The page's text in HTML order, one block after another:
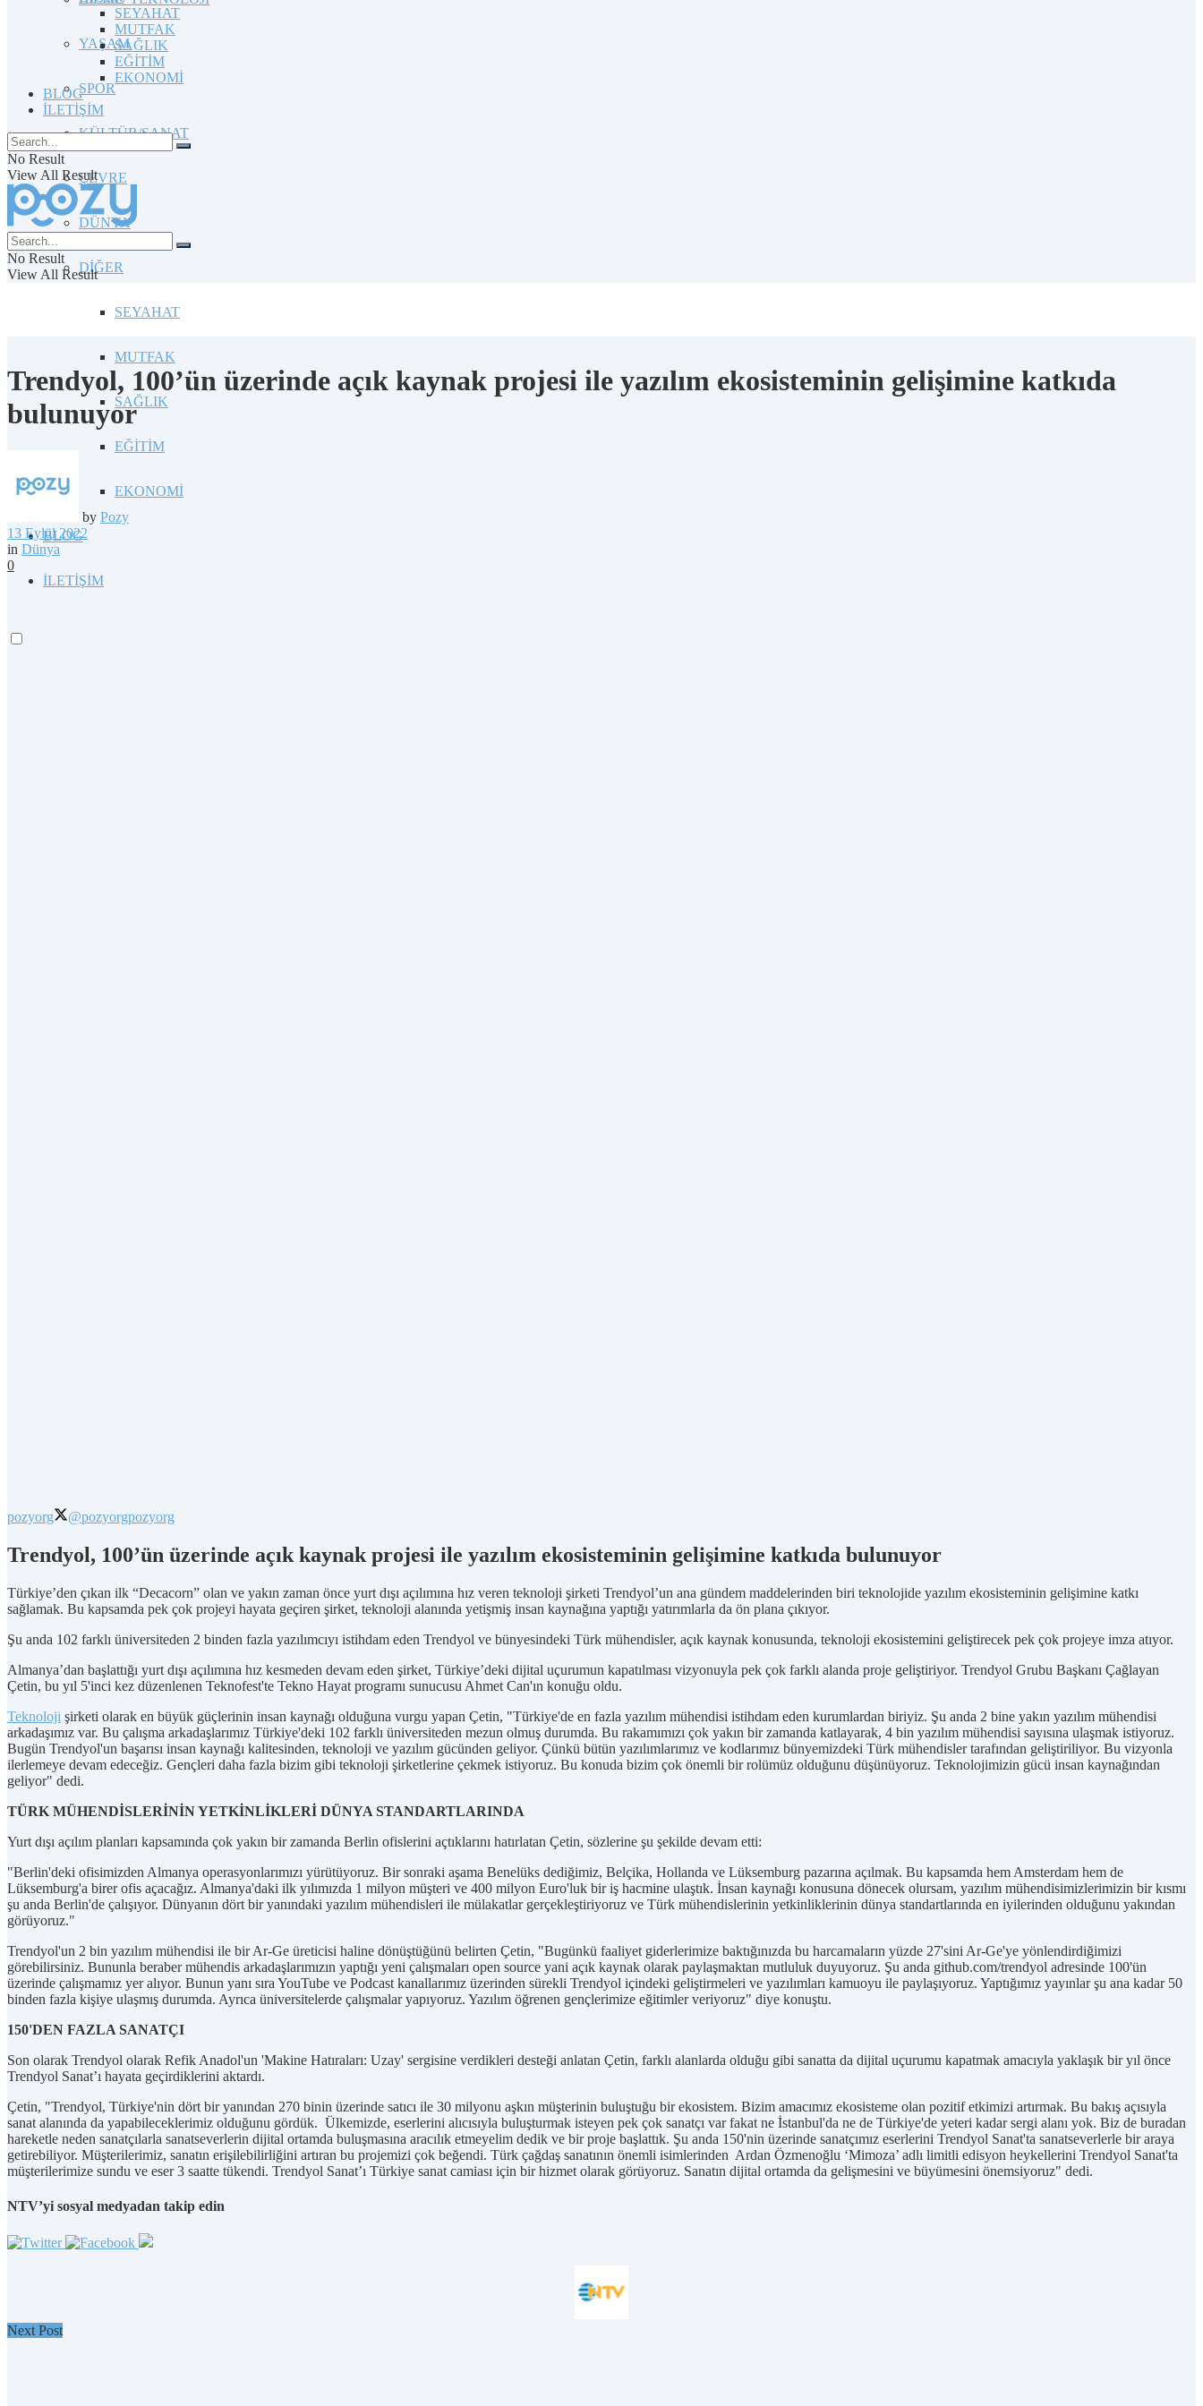
YAŞAM
SPOR
KÜLTÜR/SANAT
ÇEVRE
DÜNYA
DİĞER
SEYAHAT
MUTFAK
SAĞLIK
EĞİTİM
EKONOMİ
BLOG
İLETİŞİM
SEYAHAT
MUTFAK
SAĞLIK
EĞİTİM
EKONOMİ
BLOG
İLETİŞİM
No Result
View All Result
No Result
View All Result
Trendyol, 100’ün üzerinde açık kaynak projesi ile yazılım ekosisteminin gelişimine katkıda
bulunuyor
by Pozy
13 Eylül 2022
in Dünya
0
pozyorg @pozyorgpozyorg
Trendyol, 100’ün üzerinde açık kaynak projesi ile yazılım ekosisteminin gelişimine katkıda bulunuyor
Türkiye’den çıkan ilk “Decacorn” olan ve yakın zaman önce yurt dışı açılımına hız veren teknoloji şirketi Trendyol’un ana gündem maddelerinden biri teknolojide yazılım ekosisteminin gelişimine katkı
sağlamak. Bu kapsamda pek çok projeyi hayata geçiren şirket, teknoloji alanında yetişmiş insan kaynağına yaptığı yatırımlarla da ön plana çıkıyor.
Şu anda 102 farklı üniversiteden 2 binden fazla yazılımcıyı istihdam eden Trendyol ve bünyesindeki Türk mühendisler, açık kaynak konusunda, teknoloji ekosistemini geliştirecek pek çok projeye imza atıyor.
Almanya’dan başlattığı yurt dışı açılımına hız kesmeden devam eden şirket, Türkiye’deki dijital uçurumun kapatılması vizyonuyla pek çok farklı alanda proje geliştiriyor. Trendyol Grubu Başkanı Çağlayan
Çetin, bu yıl 5'inci kez düzenlenen Teknofest'te Tekno Hayat programı sunucusu Ahmet Can'ın konuğu oldu.
Teknoloji şirketi olarak en büyük güçlerinin insan kaynağı olduğuna vurgu yapan Çetin, "Türkiye'de en fazla yazılım mühendisi istihdam eden kurumlardan biriyiz. Şu anda 2 bine yakın yazılım mühendisi
arkadaşımız var. Bu çalışma arkadaşlarımız Türkiye'deki 102 farklı üniversiteden mezun olmuş durumda. Bu rakamımızı çok yakın bir zamanda katlayarak, 4 bin yazılım mühendisi sayısına ulaşmak istiyoruz.
Bugün Trendyol'un başarısı insan kaynağı kalitesinden, teknoloji ve yazılım gücünden geliyor. Çünkü bütün yazılımlarımız ve kodlarımız bünyemizdeki Türk mühendisler tarafından geliştiriliyor. Bu vizyonla
ilerlemeye devam edeceğiz. Gençleri daha fazla bizim gibi teknoloji şirketlerine çekmek istiyoruz. Bu konuda bizim çok önemli bir rolümüz olduğunu düşünüyoruz. Teknolojimizin gücü insan kaynağından
geliyor" dedi.
TÜRK MÜHENDİSLERİNİN YETKİNLİKLERİ DÜNYA STANDARTLARINDA
Yurt dışı açılım planları kapsamında çok yakın bir zamanda Berlin ofislerini açtıklarını hatırlatan Çetin, sözlerine şu şekilde devam etti:
"Berlin'deki ofisimizden Almanya operasyonlarımızı yürütüyoruz. Bir sonraki aşama Benelüks dediğimiz, Belçika, Hollanda ve Lüksemburg pazarına açılmak. Bu kapsamda hem Amsterdam hem de
Lüksemburg'a birer ofis açacağız. Almanya'daki ilk yılımızda 1 milyon müşteri ve 400 milyon Euro'luk bir iş hacmine ulaştık. İnsan kaynağı konusuna dönecek olursam, yazılım mühendisimizlerimizin bir kısmı
şu anda Berlin'de çalışıyor. Dünyanın dört bir yanındaki yazılım mühendisleri ile mülakatlar gerçekleştiriyoruz ve Türk mühendislerinin yetkinliklerinin dünya standartlarında en iyilerinden olduğunu yakından
görüyoruz."
Trendyol'un 2 bin yazılım mühendisi ile bir Ar-Ge üreticisi haline dönüştüğünü belirten Çetin, "Bugünkü faaliyet giderlerimize baktığınızda bu harcamaların yüzde 27'sini Ar-Ge'ye yönlendirdiğimizi
görebilirsiniz. Bununla beraber mühendis arkadaşlarımızın yaptığı yeni çalışmaları open source yani açık kaynak olarak paylaşmaktan mutluluk duyuyoruz. Şu anda github.com/trendyol adresinde 100'ün
üzerinde çalışmamız yer alıyor. Bunun yanı sıra YouTube ve Podcast kanallarımız üzerinden sürekli Trendyol içindeki geliştirmeleri ve yazılımları kamuoyu ile paylaşıyoruz. Yaptığımız yayınlar şu ana kadar 50
binden fazla kişiye ulaşmış durumda. Ayrıca üniversitelerde çalışmalar yapıyoruz. Yazılım öğrenen gençlerimize eğitimler veriyoruz" diye konuştu.
150'DEN FAZLA SANATÇI
Son olarak Trendyol olarak Refik Anadol'un 'Makine Hatıraları: Uzay' sergisine verdikleri desteği anlatan Çetin, farklı alanlarda olduğu gibi sanatta da dijital uçurumu kapatmak amacıyla yaklaşık bir yıl önce
Trendyol Sanat’ı hayata geçirdiklerini aktardı.
Çetin, "Trendyol, Türkiye'nin dört bir yanından 270 binin üzerinde satıcı ile 30 milyonu aşkın müşterinin buluştuğu bir ekosistem. Bizim amacımız ekosisteme olan pozitif etkimizi artırmak. Bu bakış açısıyla
sanat alanında da yapabileceklerimiz olduğunu gördük. Ülkemizde, eserlerini alıcısıyla buluşturmak isteyen pek çok sanatçı var fakat ne İstanbul'da ne de Türkiye'de yeteri kadar sergi alanı yok. Biz de buradan
hareketle neden sanatçılarla sanatseverlerin dijital ortamda buluşmasına aracılık etmeyelim dedik ve bir proje başlattık. Şu anda 150'nin üzerinde sanatçımız eserlerini Trendyol Sanat'ta sanatseverlerle bir araya
getirebiliyor. Müşterilerimiz, sanatın erişilebilirliğini artıran bu projemizi çok beğendi. Türk çağdaş sanatının önemli isimlerinden Ardan Özmenoğlu ‘Mimoza’ adlı limitli edisyon heykellerini Trendyol Sanat'ta
müşterilerimize sundu ve eser 3 saatte tükendi. Trendyol Sanat’ı Türkiye sanat camiası için bir hizmet olarak görüyoruz. Sanatın dijital ortamda da gelişmesini ve büyümesini önemsiyoruz" dedi.
NTV’yi sosyal medyadan takip edin
Next Post